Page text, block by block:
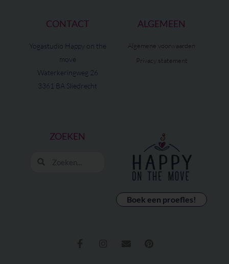
CONTACT
Yogastudio Happy on the
move
Waterkeringweg 26
3361 BA Sliedrecht
ALGEMEEN
Algemene voorwaarden
Privacy statement
ZOEKEN
ZoekenZoeken
Boek een proefles!